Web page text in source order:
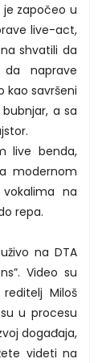
je započeo u
live-act,
shvatili da
naprave
kao savršeni
a sa
live benda,
modernom
na
repa.
na DTA
Video su
Miloš
u procesu
događaja,
videti na